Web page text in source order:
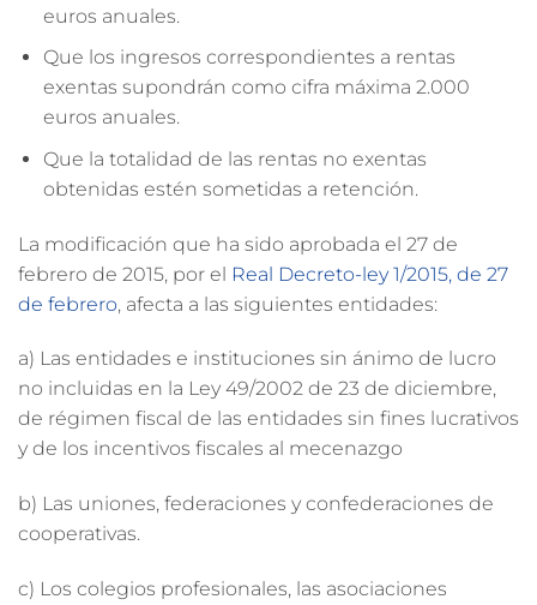
euros anuales.
Que los ingresos correspondientes a rentas
exentas supondrán como cifra máxima 2.000
euros anuales.
Que la totalidad de las rentas no exentas
obtenidas estén sometidas a retención.
La modificación que ha sido aprobada el 27 de
febrero de 2015, por el Real Decreto-ley 1/2015, de 27
de febrero, afecta a las siguientes entidades:
a) Las entidades e instituciones sin ánimo de lucro
no incluidas en la Ley 49/2002 de 23 de diciembre,
de régimen fiscal de las entidades sin fines lucrativos
y de los incentivos fiscales al mecenazgo
b) Las uniones, federaciones y confederaciones de
cooperativas.
c) Los colegios profesionales, las asociaciones